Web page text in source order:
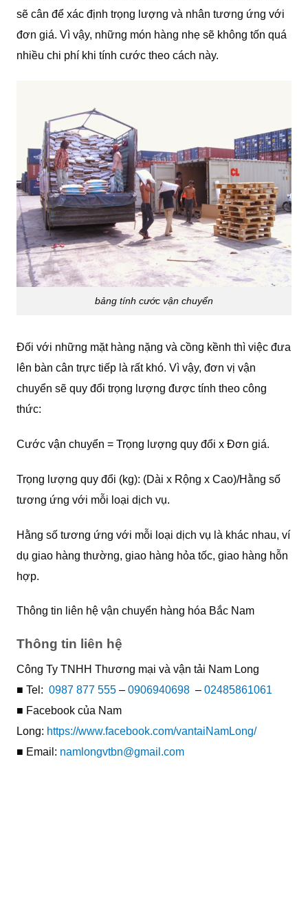
sẽ cân để xác định trọng lượng và nhân tương ứng với
đơn giá. Vì vậy, những món hàng nhẹ sẽ không tốn quá
nhiều chi phí khi tính cước theo cách này.
bảng tính cước vận chuyển
Đối với những mặt hàng nặng và cồng kềnh thì việc đưa
lên bàn cân trực tiếp là rất khó. Vì vậy, đơn vị vận
chuyển sẽ quy đổi trọng lượng được tính theo công
thức:
Cước vận chuyển = Trọng lượng quy đổi x Đơn giá.
Trọng lượng quy đổi (kg): (Dài x Rộng x Cao)/Hằng số
tương ứng với mỗi loại dịch vụ.
Hằng số tương ứng với mỗi loại dịch vụ là khác nhau, ví
dụ giao hàng thường, giao hàng hỏa tốc, giao hàng hỗn
hợp.
Thông tin liên hệ vận chuyển hàng hóa Bắc Nam
Thông tin liên hệ
Công Ty TNHH Thương mại và vận tải Nam Long
■ Tel: 0987 877 555 – 0906940698 – 02485861061
■ Facebook của Nam
Long: https://www.facebook.com/vantaiNamLong/
■ Email: namlongvtbn@gmail.com